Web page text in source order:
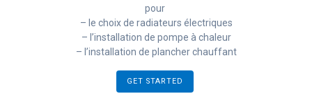
pour
– le choix de radiateurs électriques
– l’installation de pompe à chaleur
– l’installation de plancher chauffant
GET STARTED